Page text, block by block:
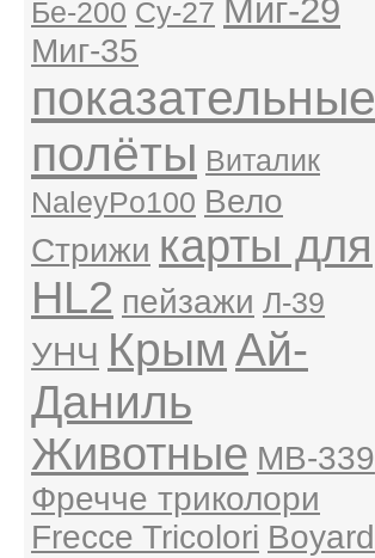
Бе-200 Су-27 Миг-29
Миг-35
показательные
полёты Виталик
NaleyPo100 Вело
Стрижи карты для
HL2 пейзажи Л-39
УНЧ Крым Ай-
Даниль
Животные MB-339
Фречче триколори
Frecce Tricolori Boyard